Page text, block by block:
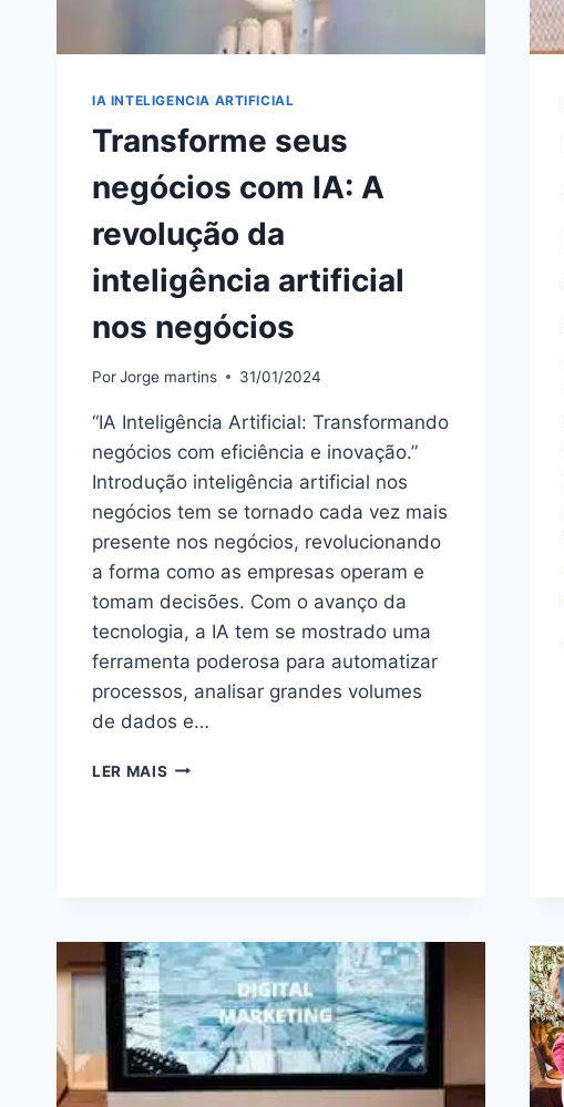
IA INTELIGENCIA ARTIFICIAL
Transforme seus
negócios com IA: A
revolução da
inteligência artificial
nos negócios
PorJorge martins 31/01/2024
“IA Inteligência Artificial: Transformando
negócios com eficiência e inovação.”
Introdução inteligência artificial nos
negócios tem se tornado cada vez mais
presente nos negócios, revolucionando
a forma como as empresas operam e
tomam decisões. Com o avanço da
tecnologia, a IA tem se mostrado uma
ferramenta poderosa para automatizar
processos, analisar grandes volumes
de dados e…
LER MAIS TRANSFORME
INTELIGÊNCIA
ARTIFICIAL
NOS
NEGÓCIOS